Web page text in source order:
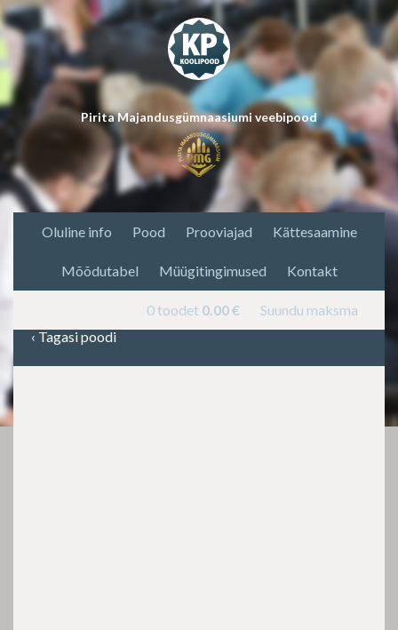
Pirita Majandusgümnaasiumi veebipood
Oluline info Pood Prooviajad Kättesaamine
Mõõdutabel Müügitingimused Kontakt
0 toodet 0.00€
Suundu maksma
‹ Tagasi poodi